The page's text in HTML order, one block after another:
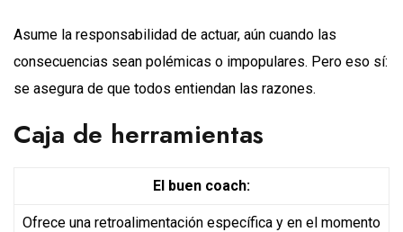
Asume la responsabilidad de actuar, aún cuando las
consecuencias sean polémicas o impopulares. Pero eso sí:
se asegura de que todos entiendan las razones.
Caja de herramientas
El buen coach:
Ofrece una retroalimentación específica y en el momento